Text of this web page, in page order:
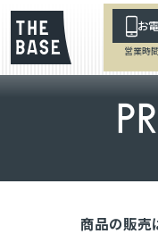
お
営業時
PR
商品の販売